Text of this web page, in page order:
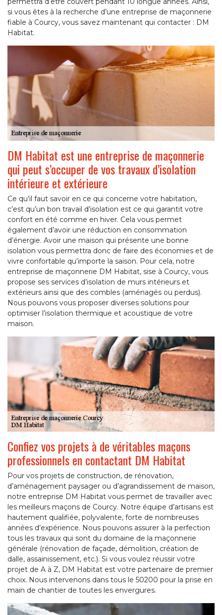
si vous êtes à la recherche d’une entreprise de maçonnerie
fiable à Courcy, vous savez maintenant qui contacter : DM
Habitat.
DM Habitat est une entreprise de maçonnerie
qui peut s’occuper de vos travaux d’isolation
intérieure et extérieure
Ce qu’il faut savoir en ce qui concerne votre habitation,
c’est qu’un bon travail d’isolation est ce qui garantit votre
confort en été comme en hiver. Cela vous permet
également d’avoir une réduction en consommation
d’énergie. Avoir une maison qui présente une bonne
isolation vous permettra donc de faire des économies et de
vivre confortable qu’importe la saison. Pour cela, notre
entreprise de maçonnerie DM Habitat, sise à Courcy, vous
propose ses services d’isolation de murs intérieurs et
extérieurs ainsi que des combles (aménagés ou perdus).
Nous pouvons vous proposer diverses solutions pour
optimiser l’isolation thermique et acoustique de votre
maison.
Confiez vos projets à de véritables maçons
professionnels en contactant DM Habitat
Pour vos projets de construction, de rénovation,
d’aménagement paysager ou d’agrandissement de maison,
notre entreprise DM Habitat vous permet de travailler avec
les meilleurs maçons de Courcy. Notre équipe d’artisans est
hautement qualifiée, polyvalente, forte de nombreuses
années d’expérience. Nous pouvons assurer à la perfection
tous les travaux qui sont du domaine de la maçonnerie
générale (rénovation de façade, démolition, création de
dalle, assainissement, etc.). Si vous voulez réussir votre
projet de A à Z, DM Habitat est votre partenaire de premier
choix. Nous intervenons dans tous le 50200 pour la prise en
main de chantier de toutes les envergures.